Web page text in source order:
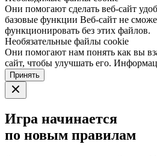
Они помогают сделать веб-сайт
базовые функции Веб-сайт не
функционировать без этих файлов.
Необязательные файлы cookie
Они помогают нам понять как вы
сайт, чтобы улучшать его.
Принять
Игра начинается
по новым правилам